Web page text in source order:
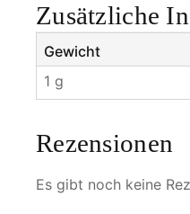
e
l
i
c
a
e
g
Zusätzliche
Gewicht
1 g
Rezensionen
Es gibt noch keine